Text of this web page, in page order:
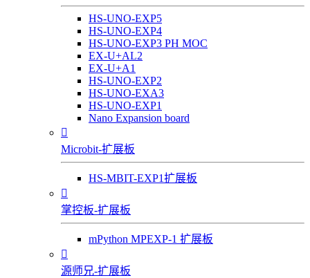
HS-UNO-EXP5
HS-UNO-EXP4
HS-UNO-EXP3 PH MOC
EX-U+AL2
EX-U+A1
HS-UNO-EXP2
HS-UNO-EXA3
HS-UNO-EXP1
Nano Expansion board

Microbit-扩展板
HS-MBIT-EXP1扩展板

掌控板-扩展板
mPython MPEXP-1 扩展板

源师兄-扩展板